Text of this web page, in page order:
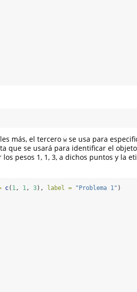
más, el tercero w se usa para
que se usará para identificar el
pesos 1, 1, 3, a dichos puntos y la
c( 1, 1, 3), label = "Problema 1" )